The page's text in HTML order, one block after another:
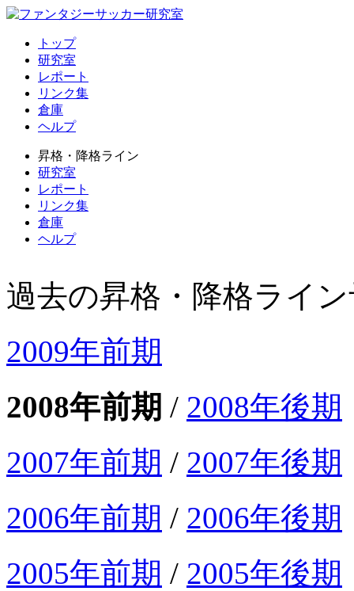
トップ
研究室
レポート
リンク集
倉庫
ヘルプ
昇格・降格ライン
研究室
レポート
リンク集
倉庫
ヘルプ
過去の昇格・降格ライ
2009年前期
2008年前期 / 2008年後期
2007年前期 / 2007年後期
2006年前期 / 2006年後期
2005年前期 / 2005年後期